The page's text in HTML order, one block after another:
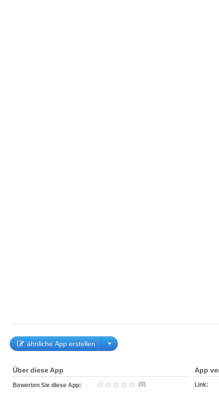
ähnliche App erstellen
Über diese App
Bewerten Sie diese App: (0)
App
Link: